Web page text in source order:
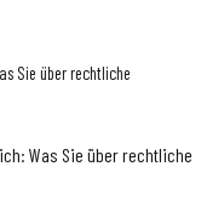
Sie über rechtliche
Was Sie über rechtliche